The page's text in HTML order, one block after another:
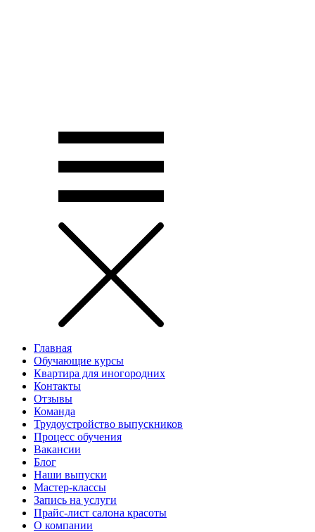
Главная
Обучающие курсы
Квартира для иногородних
Контакты
Отзывы
Команда
Трудоустройство выпускников
Процесс обучения
Вакансии
Блог
Наши выпуски
Мастер-классы
Запись на услуги
Прайс-лист салона красоты
О компании